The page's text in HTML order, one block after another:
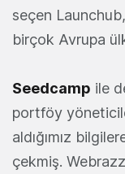
seçen
birçok Avrupa
Seedcamp ile
portföy
aldığımız
çekmiş.